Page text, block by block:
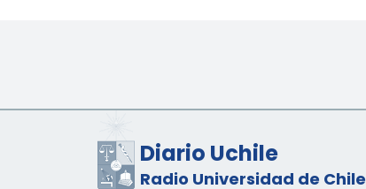
Diario Uchile
Radio Universidad de Chile